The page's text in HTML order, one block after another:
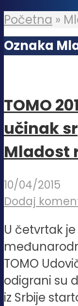
Početna »
Oznaka
TOMO
učinak
Mladost
10/04/2015
Dodaj
U četvrtak
TOMO
odigrani su
iz Srbije